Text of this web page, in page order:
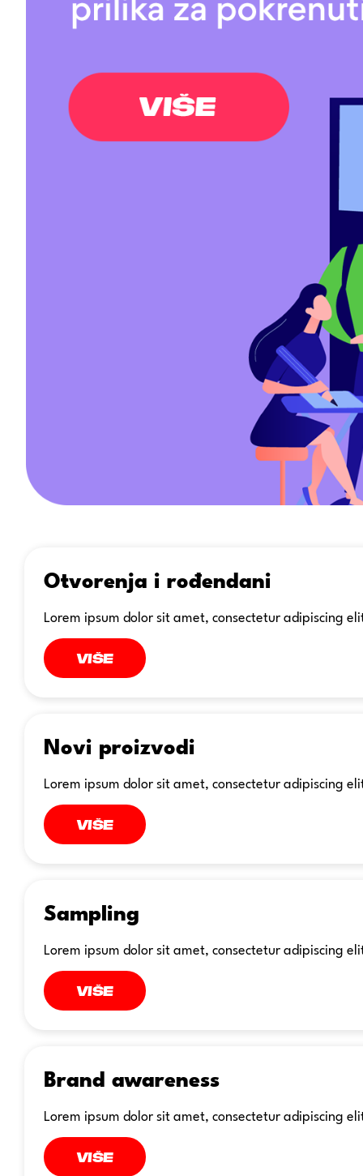
Otvorenja i rođendani
Lorem ipsum dolor sit amet, consectetur adipiscing
Više
Novi proizvodi
Lorem ipsum dolor sit amet, consectetur adipiscing
Više
Sampling
Lorem ipsum dolor sit amet, consectetur adipiscing
Više
Brand awareness
Lorem ipsum dolor sit amet, consectetur adipiscing
Više